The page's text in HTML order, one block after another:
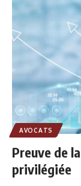
AVOCATS
Preuve de
privilégiée